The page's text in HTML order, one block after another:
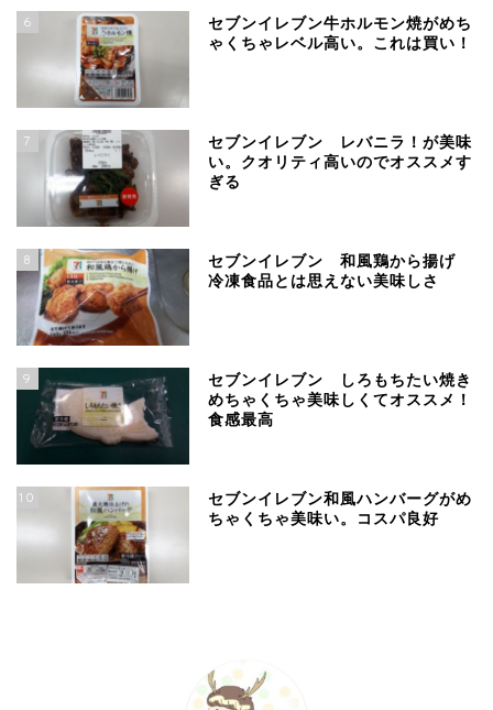
6
セブンイレブン牛ホルモン焼がめち
ゃくちゃレベル高い。これは買い！
7
セブンイレブン レバニラ！が美味
い。クオリティ高いのでオススメす
ぎる
8
セブンイレブン 和風鶏から揚げ
冷凍食品とは思えない美味しさ
9
セブンイレブン しろもちたい焼き
めちゃくちゃ美味しくてオススメ！
食感最高
10
セブンイレブン和風ハンバーグがめ
ちゃくちゃ美味い。コスパ良好